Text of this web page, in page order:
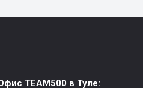
TEAM500 в Туле: